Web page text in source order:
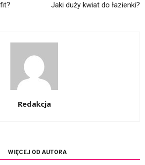
Jaki duży kwiat do łazienki?
Redakcja
WIĘCEJ OD AUTORA